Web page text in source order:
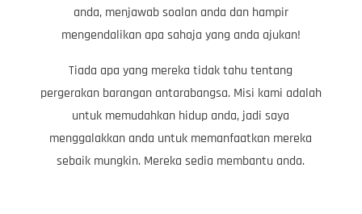
anda, menjawab soalan anda dan hampir
mengendalikan apa sahaja yang anda ajukan!
Tiada apa yang mereka tidak tahu tentang
pergerakan barangan antarabangsa. Misi kami adalah
untuk memudahkan hidup anda, jadi saya
menggalakkan anda untuk memanfaatkan mereka
sebaik mungkin. Mereka sedia membantu anda.